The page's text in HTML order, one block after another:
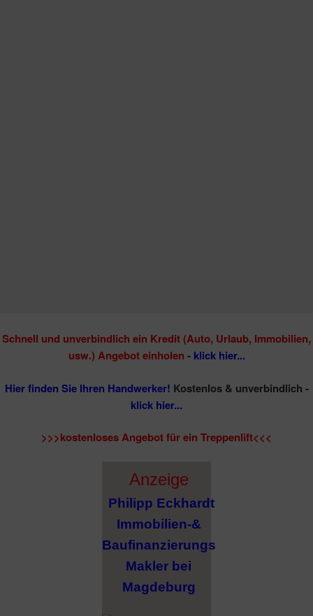
Schnell und unverbindlich ein Kredit (Auto, Urlaub, Immobilien,
usw.) Angebot einholen -klick hier...
Hier finden Sie Ihren Handwerker! Kostenlos & unverbindlich -
klick hier...
>>>kostenloses Angebot für ein Treppenlift<<<
Anzeige
Philipp Eckhardt
Immobilien-&
Baufinanzierungs
Makler bei
Magdeburg